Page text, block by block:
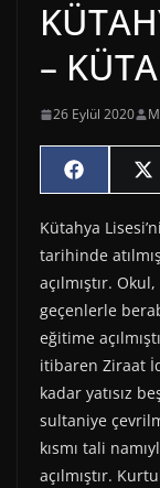
–
26 Eylül 2020
Share
on
F
a
e
b
o
o
k
X
(
i
t
t
r
)
Kütahya
tarihinde
açılmıştır.
geçenlerle
eğitime
itibaren Ziraat
kadar yatısız
sultaniye
kısmı tali
açılmıştır.